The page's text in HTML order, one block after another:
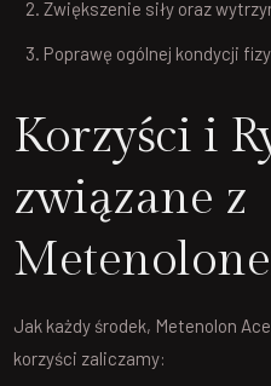
Zwiększenie siły oraz
Poprawę ogólnej kondycji
Korzyści i
związane z
Jak każdy środek, Metenolon
korzyści zaliczamy: